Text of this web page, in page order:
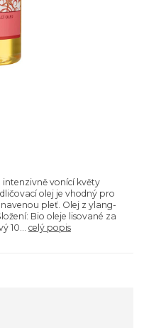
intenzivně vonící květy
olej je vhodný pro
pleť. Olej z ylang-
Bio oleje lisované za
10... celý popis